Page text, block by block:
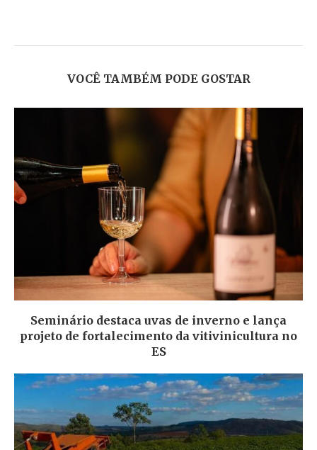
VOCÊ TAMBÉM PODE GOSTAR
Seminário destaca uvas de inverno e lança
projeto de fortalecimento da vitivinicultura no
ES